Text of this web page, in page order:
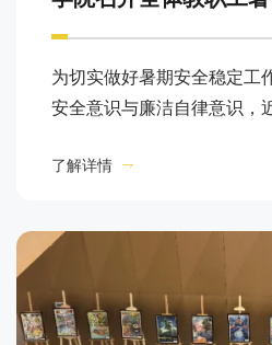
题学习会
为切实做好暑期安全稳定工
安全意识与廉洁自律意识，
信楼A26召开全体教职工暑
了解详情